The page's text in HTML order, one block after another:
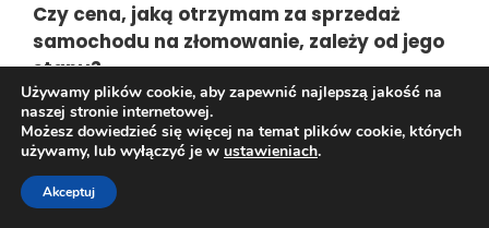
Czy cena, jaką otrzymam za sprzedaż
samochodu na złomowanie, zależy od jego
stanu?
Tak, cena, jaką otrzymasz za sprzedaż
samochodu na złomowanie, zależy w dużej
mierze od jego stanu i dostępności części.
Im więcej części samochodu (na które jest
popyt) jest w dobrym stanie, tym wyższą
Używamy plików cookie, aby zapewnić najlepszą jakość na
naszej stronie internetowej.
Możesz dowiedzieć się więcej na temat plików cookie, których
używamy, lub wyłączyć je w ustawieniach.
Akceptuj